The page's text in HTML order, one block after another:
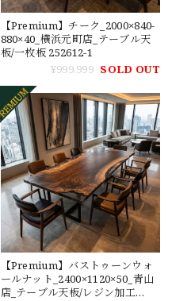
【Premium】チーク_2000×840-
880×40_横浜元町店_テーブル天
板/一枚板 252612-1
¥999,999 SOLD OUT
【Premium】バストゥーンウォ
ールナット_2400×1120×50_青山
店_テーブル天板/レジン加工